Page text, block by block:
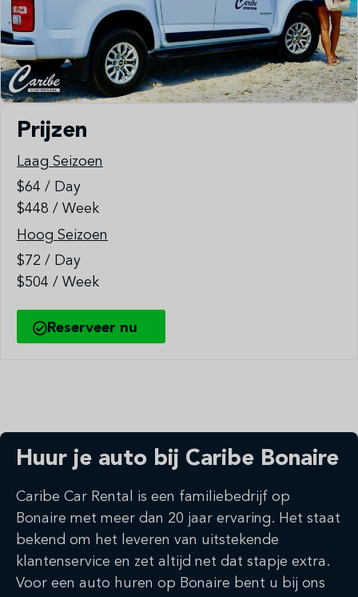
Prijzen
Laag Seizoen
$64 / Day
$448 / Week
Hoog Seizoen
$72 / Day
$504 / Week
Reserveer nu
Huur je auto bij Caribe Bonaire
Caribe Car Rental is een familiebedrijf op
Bonaire met meer dan 20 jaar ervaring. Het staat
bekend om het leveren van uitstekende
klantenservice en zet altijd net dat stapje extra.
Voor een auto huren op Bonaire bent u bij ons